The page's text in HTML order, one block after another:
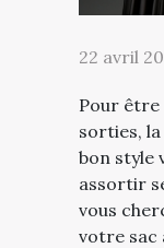
22 avril
Pour être
sorties,
bon style
assortir
vous
votre sac